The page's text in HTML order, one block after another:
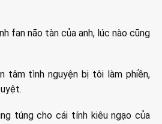
fan não tàn của anh, lúc nào cũng
tâm tình nguyện bị tôi làm phiền,
túng cho cái tính kiêu ngạo của